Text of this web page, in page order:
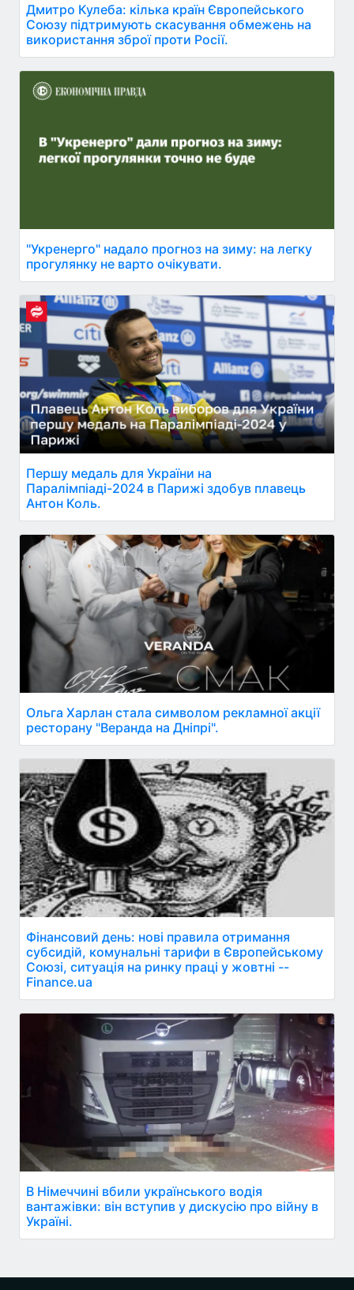
Дмитро Кулеба: кілька країн Європейського
Союзу підтримують скасування обмежень на
використання зброї проти Росії.
"Укренерго" надало прогноз на зиму: на легку
прогулянку не варто очікувати.
Першу медаль для України на
Паралімпіаді-2024 в Парижі здобув плавець
Антон Коль.
Ольга Харлан стала символом рекламної акції
ресторану "Веранда на Дніпрі".
Фінансовий день: нові правила отримання
субсидій, комунальні тарифи в Європейському
Союзі, ситуація на ринку праці у жовтні --
Finance.ua
В Німеччині вбили українського водія
вантажівки: він вступив у дискусію про війну в
Україні.